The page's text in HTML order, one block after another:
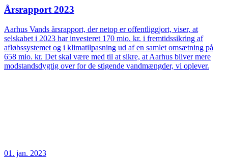
Årsrapport 2023
Aarhus Vands årsrapport, der netop er offentliggjort, viser, at
selskabet i 2023 har investeret 170 mio. kr. i fremtidssikring af
afløbssystemet og i klimatilpasning ud af en samlet omsætning på
658 mio. kr. Det skal være med til at sikre, at Aarhus bliver mere
modstandsdygtig over for de stigende vandmængder, vi oplever.
01. jan. 2023